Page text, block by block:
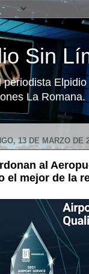
Sin
periodista
La Romana.
13 DE MARZO DE
al
el mejor de la